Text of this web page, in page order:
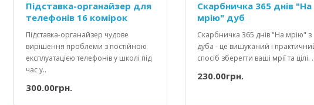
Підставка-органайзер для
телефонів 16 комірок
Підставка-органайзер чудове
вирішення проблеми з постійною
експлуатацією телефонів у школі під
час у..
300.00грн.
Скарбничка 365 днів "На
мрію" дуб
Скарбничка 365 днів "На мрію" з
дуба - це вишуканий і
спосіб зберегти ваші мрії та цілі. ..
230.00грн.